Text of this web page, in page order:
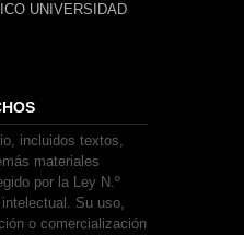
UNIVERSIDAD
incluidos textos,
materiales
por la Ley N.º
Su uso,
o comercialización